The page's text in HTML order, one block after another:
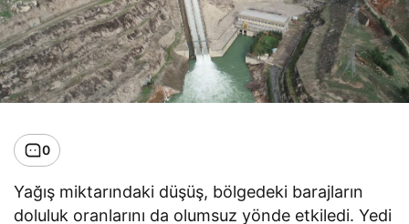
0
Yağış miktarındaki düşüş, bölgedeki barajların
doluluk oranlarını da olumsuz yönde etkiledi. Yedi